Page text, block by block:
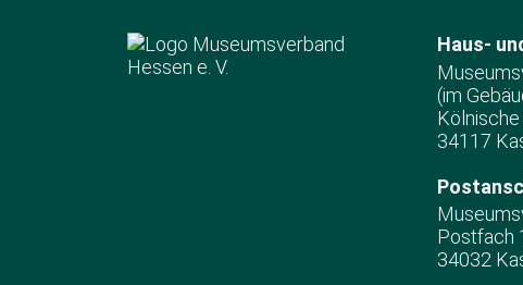
Haus-
(im
34117
Postfach
34032